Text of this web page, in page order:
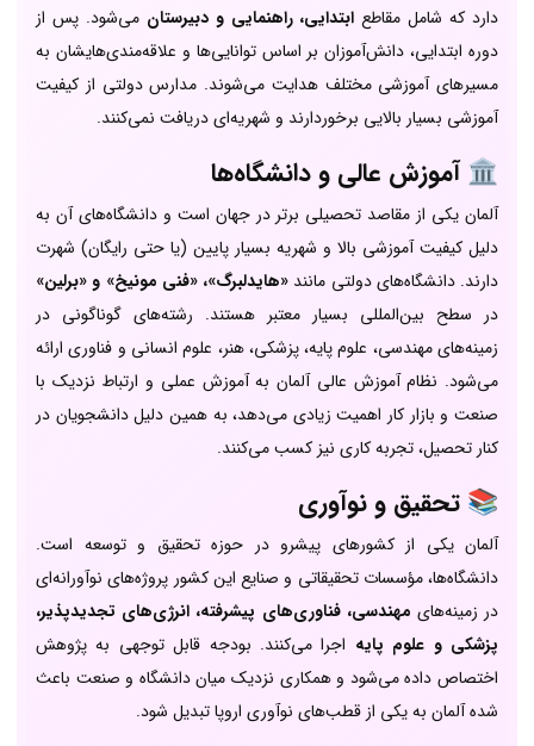
دارد که شامل مقاطعابتدایی، راهنمایی و دبیرستانمی‌شود. پس از
دوره ابتدایی، دانش‌آموزان بر اساس توانایی‌ها و علاقه‌مندی‌هایشان به
مسیرهای آموزشی مختلف هدایت می‌شوند. مدارس دولتی از کیفیت
آموزشی بسیار بالایی برخوردارند و شهریه‌ای دریافت نمی‌کنند.
🏛️آموزش عالی و دانشگاه‌ها
آلمان یکی از مقاصد تحصیلی برتر در جهان است و دانشگاه‌های آن به
دلیل کیفیت آموزشی بالا و شهریه بسیار پایین (یا حتی رایگان) شهرت
دارند. دانشگاه‌های دولتی مانند «هایدلبرگ»، «فنی مونیخ» و «برلین»
در سطح بین‌المللی بسیار معتبر هستند. رشته‌های گوناگونی در
زمینه‌های مهندسی، علوم پایه، پزشکی، هنر، علوم انسانی و فناوری ارائه
می‌شود. نظام آموزش عالی آلمان به آموزش عملی و ارتباط نزدیک با
صنعت و بازار کار اهمیت زیادی می‌دهد، به همین دلیل دانشجویان در
کنار تحصیل، تجربه کاری نیز کسب می‌کنند.
📚 تحقیق و نوآوری
آلمان یکی از کشورهای پیشرو در حوزه تحقیق و توسعه است.
دانشگاه‌ها، مؤسسات تحقیقاتی و صنایع این کشور پروژه‌های نوآورانه‌ای
در زمینه‌های مهندسی، فناوری‌های پیشرفته، انرژی‌های تجدیدپذیر،
پزشکی و علوم پایه اجرا می‌کنند. بودجه قابل توجهی به پژوهش
اختصاص داده می‌شود و همکاری نزدیک میان دانشگاه و صنعت باعث
شده آلمان به یکی از قطب‌های نوآوری اروپا تبدیل شود.